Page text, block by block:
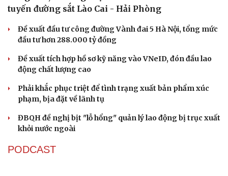
Truy tố tài xế xe tải vụ nữ sinh tử vong ở Vĩnh Long
Bùng nổ trí tuệ nhân tạo (AI) và những thách thức mới
với an ninh quốc gia
Nóng 24h: Khởi tố nữ ca sĩ và giám đốc hợp tác với BH
Media
Đối tượng điều hành tổ chức phản động núp bóng tôn
giáo lĩnh án 7 năm 6 tháng tù
TỔ CHỨC NHÂN SỰ
Bổ nhiệm 2 Thứ trưởng Bộ Ngoại giao